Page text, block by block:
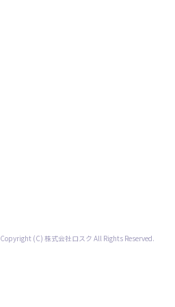
Copyright (C) 株式会社ロスク All Rights Reserved.